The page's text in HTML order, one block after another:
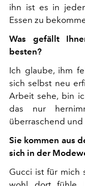
ihn ist es in
Essen zu
Was gefällt
besten?
Ich glaube, ihm
sich selbst neu
Arbeit sehe, bin
das nur
überraschend und
Sie kommen aus
sich in der
Gucci ist für mich